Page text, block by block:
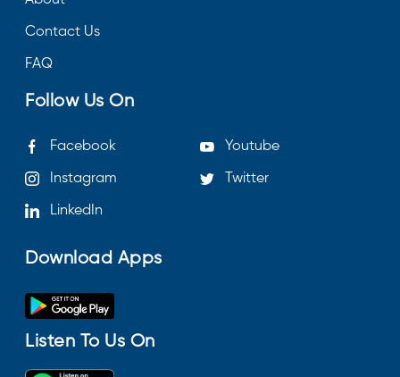
Contact Us
FAQ
Follow Us On
Facebook Youtube
Instagram Twitter
LinkedIn
Download Apps
Listen To Us On